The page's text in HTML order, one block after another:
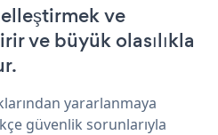
ve
ve büyük olasılıkla
yararlanmaya
güvenlik sorunlarıyla